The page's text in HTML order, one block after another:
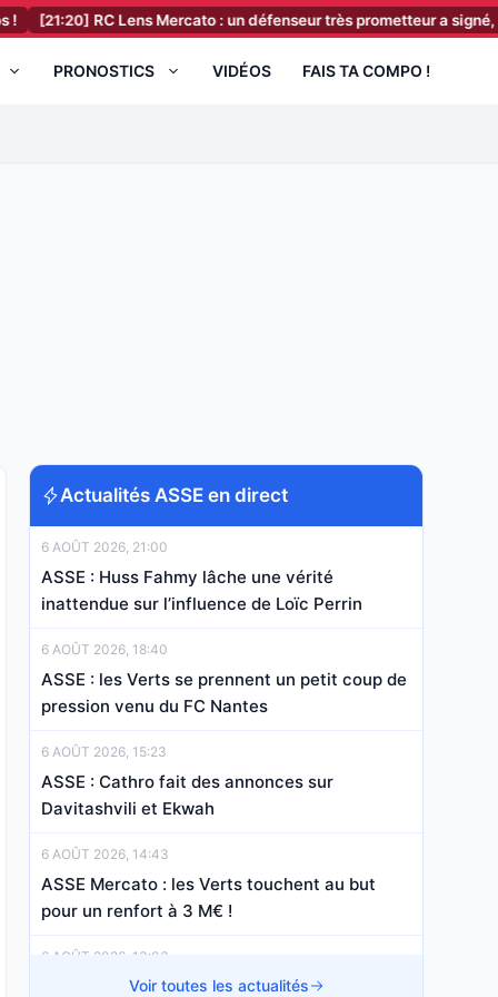
RC Lens Mercato : un défenseur très prometteur a signé, il vient
PRONOSTICS VIDÉOS FAIS TA COMPO !
Actualités ASSE en direct
6 AOÛT 2026, 21:00
ASSE : Huss Fahmy lâche une vérité
inattendue sur l’influence de Loïc Perrin
6 AOÛT 2026, 18:40
ASSE : les Verts se prennent un petit coup de
pression venu du FC Nantes
6 AOÛT 2026, 15:23
ASSE : Cathro fait des annonces sur
Davitashvili et Ekwah
6 AOÛT 2026, 14:43
ASSE Mercato : les Verts touchent au but
pour un renfort à 3 M€ !
6 AOÛT 2026, 13:03
ASSE : les Verts accélèrent sur une pépite, la
Voir toutes les actualités